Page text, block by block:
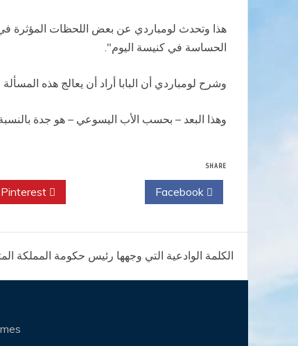
هذا وتحدث لومباردي عن بعض اللحظات المؤثرة في
الحساسة في كنيسة اليوم".
وشرح لومباردي أن البابا أراد أن يعالج هذه
وهذا البعد – بحسب الأب اليسوعي – هو جدة
SHARE
تصفّح
المقالات
الكلمة الوادعية التي وجهها رئيس حكومة المملكة